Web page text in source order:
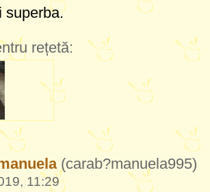
superba.
rețetă:
(carab?manuela995)
11:29